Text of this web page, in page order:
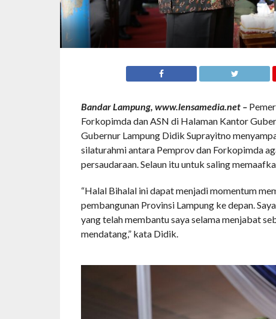
Bandar Lampung, www.lensamedia.net –
Forkopimda dan ASN di Halaman Kantor
Gubernur Lampung Didik Suprayitno
silaturahmi antara Pemprov dan Forkopimda
persaudaraan. Selaun itu untuk saling
“Halal Bihalal ini dapat menjadi momentum
pembangunan Provinsi Lampung ke depan.
yang telah membantu saya selama menjabat
mendatang,” kata Didik.